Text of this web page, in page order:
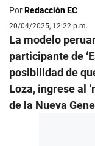
PorRedacción EC
20/04/2025, 12:22 p.m.
La modelo
participante de
posibilidad de
Loza, ingrese al
de la Nueva